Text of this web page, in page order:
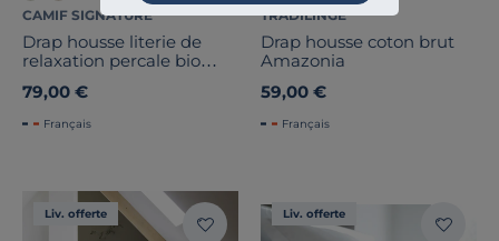
CAMIF SIGNATURE
Drap housse literie de
relaxation percale bio
79,00 €
Français
TRADILINGE
Drap housse coton brut
Amazonia
59,00 €
Français
Liv. offerte Liv. offerte